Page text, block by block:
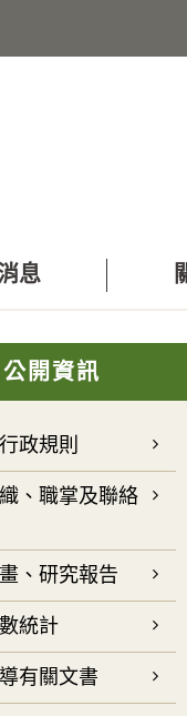
息
公開資訊
政規則
、職掌及聯絡
、研究報告
統計
有關文書